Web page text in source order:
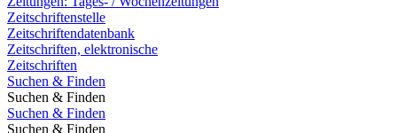
Zeitschriftenstelle
Zeitschriftendatenbank
Zeitschriften, elektronische
Zeitschriften
Suchen & Finden
Suchen & Finden
Suchen & Finden
Suchen & Finden